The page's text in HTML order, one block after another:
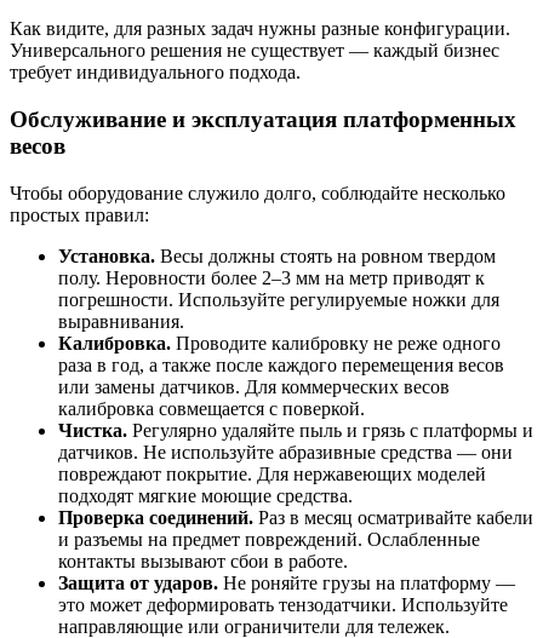
Как видите, для разных задач нужны разные конфигурации.
Универсального решения не существует — каждый бизнес
требует индивидуального подхода.
Обслуживание и эксплуатация платформенных
весов
Чтобы оборудование служило долго, соблюдайте несколько
простых правил:
Установка. Весы должны стоять на ровном твердом
полу. Неровности более 2–3 мм на метр приводят к
погрешности. Используйте регулируемые ножки для
выравнивания.
Калибровка. Проводите калибровку не реже одного
раза в год, а также после каждого перемещения весов
или замены датчиков. Для коммерческих весов
калибровка совмещается с поверкой.
Чистка. Регулярно удаляйте пыль и грязь с платформы и
датчиков. Не используйте абразивные средства — они
повреждают покрытие. Для нержавеющих моделей
подходят мягкие моющие средства.
Проверка соединений. Раз в месяц осматривайте кабели
и разъемы на предмет повреждений. Ослабленные
контакты вызывают сбои в работе.
Защита от ударов. Не роняйте грузы на платформу —
это может деформировать тензодатчики. Используйте
направляющие или ограничители для тележек.